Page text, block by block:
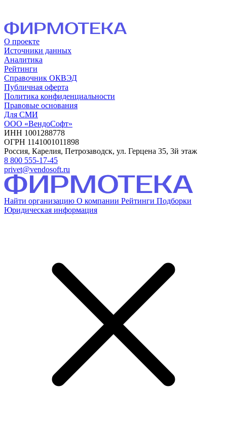
О проекте
Источники данных
Аналитика
Рейтинги
Справочник ОКВЭД
Публичная оферта
Политика конфиденциальности
Правовые основания
Для СМИ
ООО «ВендоСофт»
ИНН 1001288778
ОГРН 1141001011898
Россия, Карелия, Петрозаводск, ул. Герцена 35, 3й этаж
8 800 555-17-45
privet@vendosoft.ru
Найти организацию О компании Рейтинги Подборки
Юридическая информация